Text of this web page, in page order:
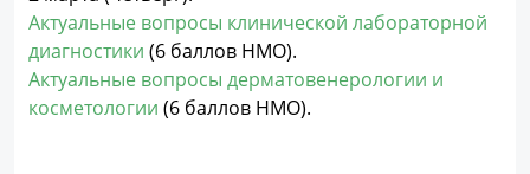
Актуальные вопросы клинической лабораторной
диагностики (6 баллов НМО).
Актуальные вопросы дерматовенерологии и
косметологии (6 баллов НМО).